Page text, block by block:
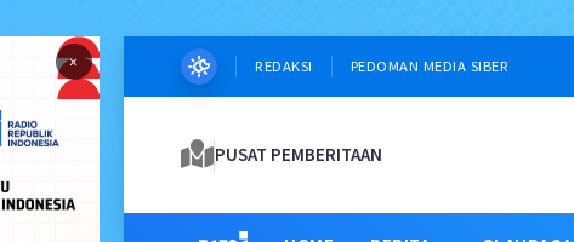
× REDAKSI PEDOMAN MEDIA SIBER
PUSAT PEMBERITAAN